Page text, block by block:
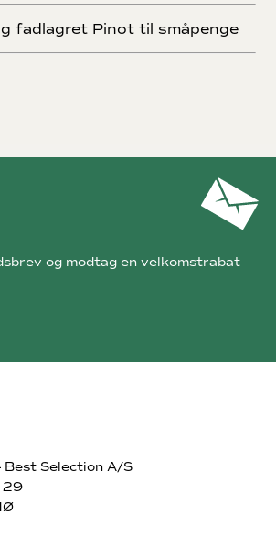
fadlagret Pinot til småpenge
Best Selection A/S
29
og modtag en velkomstrabat